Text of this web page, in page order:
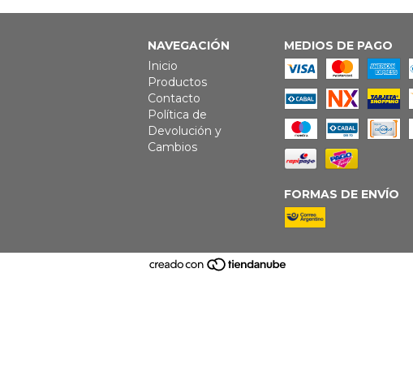
NAVEGACIÓN
Inicio
Productos
Contacto
Política de
Devolución y
Cambios
MEDIOS DE PAGO
FORMAS DE ENVÍO